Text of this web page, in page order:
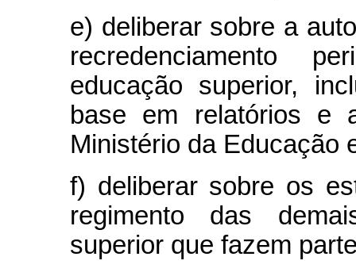
e) deliberar sobre a
recredenciamento
educação superior,
base em relatórios e
Ministério da Educação
f) deliberar sobre os
regimento das
superior que fazem